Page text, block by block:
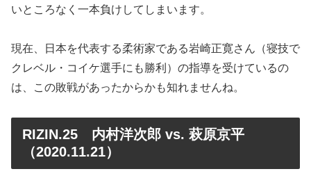
いところなく一本負けしてしまいます。
現在、日本を代表する柔術家である岩崎正寛さん（寝技で
クレベル・コイケ選手にも勝利）の指導を受けているの
は、この敗戦があったからかも知れませんね。
RIZIN.25 内村洋次郎 vs. 萩原京平
（2020.11.21）